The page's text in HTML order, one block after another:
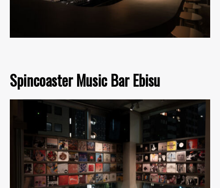
Spincoaster Music Bar Ebisu